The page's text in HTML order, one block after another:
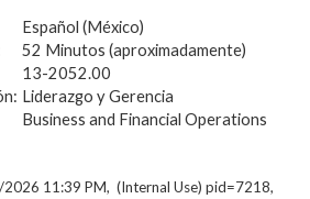
Español (México)
52 Minutos (aproximadamente)
13-2052.00
Liderazgo y Gerencia
Business and Financial Operations
11:39 PM, (Internal Use) pid=7218,